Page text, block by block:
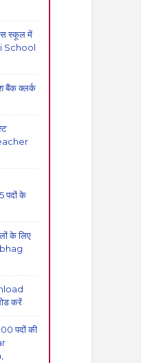
स्कूल में
School
बैंक क्लर्क
पदों के
के लिए
करें
पदों की